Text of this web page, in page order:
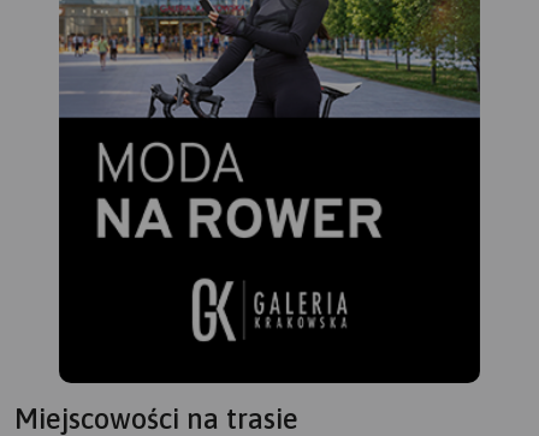
mobilne.Rok wydania 2022
Miejscowości na trasie